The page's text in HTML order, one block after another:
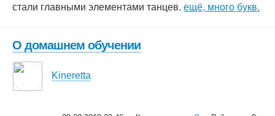
стали главными элементами танцев. ещё, много букв.
О домашнем обучении
Kineretta